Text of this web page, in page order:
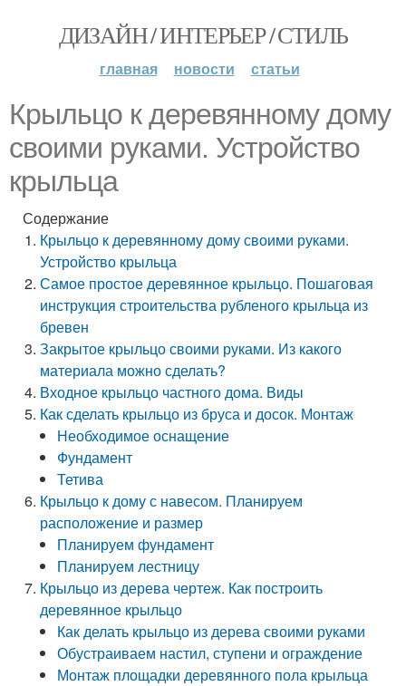
ДИЗАЙН / ИНТЕРЬЕР / СТИЛЬ
главная новости статьи
Крыльцо к деревянному дому
своими руками. Устройство
крыльца
Содержание
Крыльцо к деревянному дому своими руками.
Устройство крыльца
Самое простое деревянное крыльцо. Пошаговая
инструкция строительства рубленого крыльца из
бревен
Закрытое крыльцо своими руками. Из какого
материала можно сделать?
Входное крыльцо частного дома. Виды
Как сделать крыльцо из бруса и досок. Монтаж
Необходимое оснащение
Фундамент
Тетива
Крыльцо к дому с навесом. Планируем
расположение и размер
Планируем фундамент
Планируем лестницу
Крыльцо из дерева чертеж. Как построить
деревянное крыльцо
Как делать крыльцо из дерева своими руками
Обустраиваем настил, ступени и ограждение
Монтаж площадки деревянного пола крыльца